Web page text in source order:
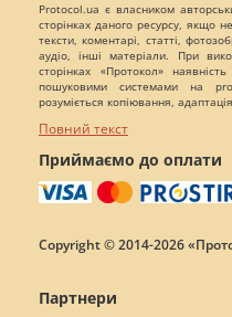
Protocol.ua є власником
сторінках даного ресурсу, якщо
тексти, коментарі, статті,
аудіо, інші матеріали. При
сторінках «Протокол»
пошуковими системами на
розуміється копіювання,
Повний текст
Приймаємо до оплати
Copyright © 2014-2026
Партнери